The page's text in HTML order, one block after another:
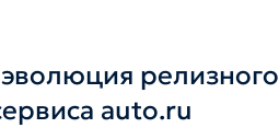
релизного
auto.ru